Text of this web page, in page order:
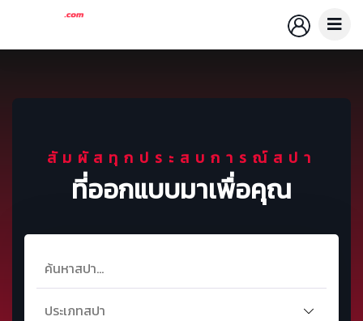
สัมผัสทุกประสบการณ์สปา
ที่ออกแบบมาเพื่อคุณ
ประเภทสปา